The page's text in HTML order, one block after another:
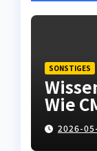
SONSTIGES
Wie
2026-